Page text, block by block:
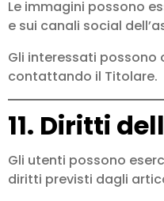
Le immagini possono
e sui canali social
Gli interessati
contattando il Titolare.
11. Diritti
Gli utenti possono
diritti previsti dagli